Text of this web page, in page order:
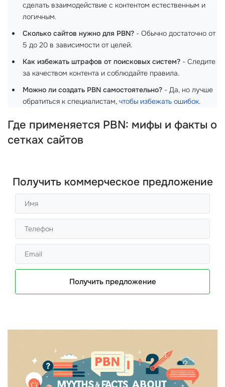
сделать взаимодействие с контентом естественным и
логичным.
Сколько сайтов нужно для PBN? - Обычно достаточно от
5 до 20 в зависимости от целей.
Как избежать штрафов от поисковых систем? - Следите
за качеством контента и соблюдайте правила.
Можно ли создать PBN самостоятельно? - Да, но лучше
обратиться к специалистам, чтобы избежать ошибок.
Где применяется PBN: мифы и факты о
сетках сайтов
Получить коммерческое предложение
Получить предложение